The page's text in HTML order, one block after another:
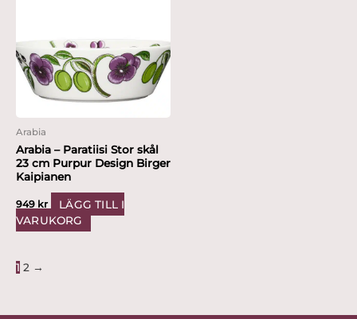
Arabia
Arabia – Paratiisi Stor skål
23 cm Purpur Design Birger
Kaipianen
949 kr
LÄGG TILL I
VARUKORG
1 2 →